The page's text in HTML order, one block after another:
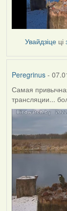
Увайдзіце ці
Peregrinus-
Самая
трансляции...